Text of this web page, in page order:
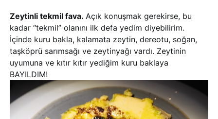
Zeytinli tekmil fava. Açık konuşmak gerekirse, bu
kadar “tekmil” olanını ilk defa yedim diyebilirim.
İçinde kuru bakla, kalamata zeytin, dereotu, soğan,
taşköprü sarımsağı ve zeytinyağı vardı. Zeytinin
uyumuna ve kıtır kıtır yediğim kuru baklaya
BAYILDIM!